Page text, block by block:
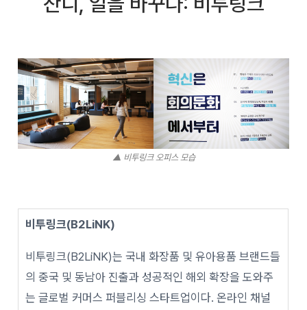
▲ 비투링크 오피스 모습
비투링크(B2LiNK)
비투링크(B2LiNK)는 국내 화장품 및 유아용품 브랜드들
의 중국 및 동남아 진출과 성공적인 해외 확장을 도와주
는 글로벌 커머스 퍼블리싱 스타트업이다. 온라인 채널